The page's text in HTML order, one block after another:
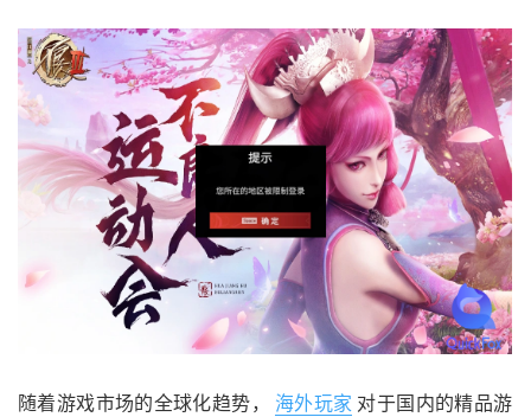
随着游戏市场的全球化趋势， 海外玩家 对于国内的精品游